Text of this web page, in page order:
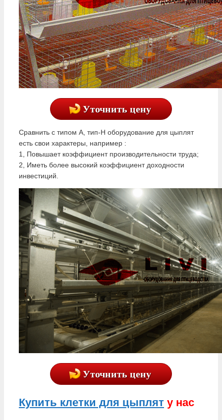
Уточнить цену
Сравнить с типом A, тип-H оборудование для цыплят
есть свои характеры, например :
1, Повышает коэффициент производительности труда;
2, Иметь более высокий коэффициент доходности
инвестиций.
Уточнить цену
Купить клетки для цыплят у нас